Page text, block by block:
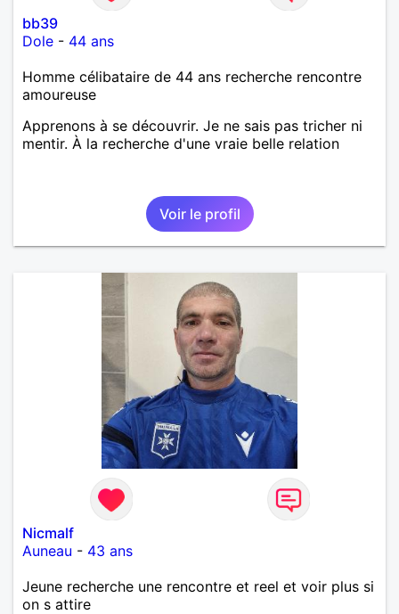
bb39
Dole - 44 ans
Homme célibataire de 44 ans recherche rencontre
amoureuse
Apprenons à se découvrir. Je ne sais pas tricher ni
mentir. À la recherche d'une vraie belle relation
Voir le profil
Nicmalf
Auneau - 43 ans
Jeune recherche une rencontre et reel et voir plus si
on s attire